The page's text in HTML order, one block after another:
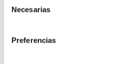
Necesarias
Preferencias